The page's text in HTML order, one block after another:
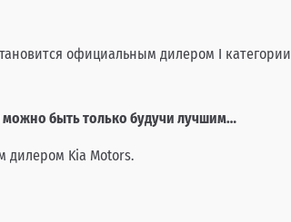
официальным дилером I
быть только будучи лучшим…
дилером Kia Motors.